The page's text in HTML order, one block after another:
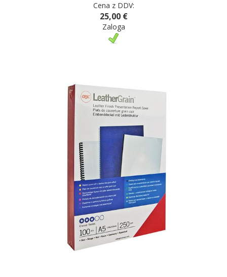
Cena z DDV:
25,00 €
Zaloga